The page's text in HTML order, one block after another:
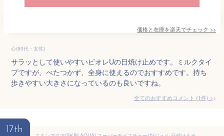
価格と在庫を楽天でチェック >>
心(50代・女性)
サラッとして使いやすいビオレUの日焼け止めです。ミルクタイ
プですが、べたつかず、全身に使えるのでおすすめです。持ち
歩きやすい大きさになっているのも良いですね。
全てのおすすめコメント (1件) >
17th